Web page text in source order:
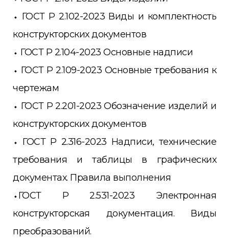
⬩ ГОСТ Р 2.102-2023 Виды и комплектность
конструкторских документов
⬩ ГОСТ Р 2.104-2023 Основные надписи
⬩ ГОСТ Р 2.109-2023 Основные требования к
чертежам
⬩ ГОСТ Р 2.201-2023 Обозначение изделий и
конструкторских документов
⬩ ГОСТ Р 2.316-2023 Надписи, технические
требования и таблицы в графических
документах. Правила выполнения
⬩ГОСТ Р 2.531-2023 Электронная
конструкторская документация. Виды
преобразований.